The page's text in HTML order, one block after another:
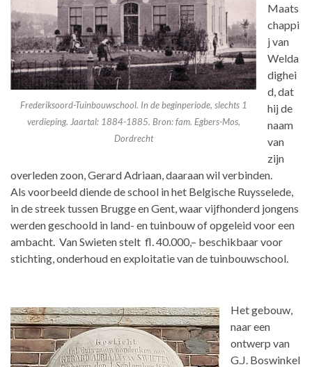
Frederiksoord-Tuinbouwschool. In de beginperiode, slechts 1
verdieping. Jaartal: 1884-1885. Bron: fam. Egbers-Mos,
Dordrecht
Maats
chappi
j van
Welda
dighei
d, dat
hij de
naam
van
zijn
overleden zoon, Gerard Adriaan, daaraan wil verbinden.
Als voorbeeld diende de school in het Belgische Ruysselede,
in de streek tussen Brugge en Gent, waar vijfhonderd jongens
werden geschoold in land- en tuinbouw of opgeleid voor een
ambacht. Van Swieten stelt fl. 40.000,– beschikbaar voor
stichting, onderhoud en exploitatie van de tuinbouwschool.
Het gebouw,
naar een
ontwerp van
G.J. Boswinkel